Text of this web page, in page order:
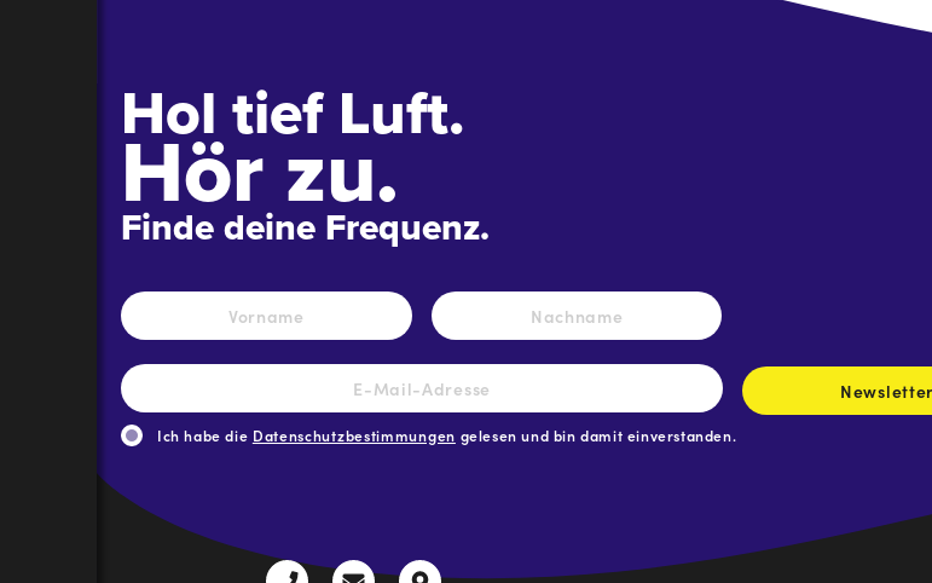
Hol tief Luft.
Hör zu.
Finde deine Frequenz.
Name *
Vorname Nachname
E-
Mail-
Adresse *
Ich habe die Datenschutzbestimmungen gelesen und bin damit einverstanden.